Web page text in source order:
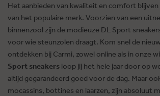
Het aanbieden van kwaliteit en comfort blijven
van het populaire merk. Voorzien van een
binnenzool zijn de modieuze DL Sport
voor wie steunzolen draagt. Kom snel de
ontdekken bij Carmi, zowel online als in onze
Sport sneakers loop jij het hele jaar door op
altijd gegarandeerd goed voor de dag. Maar
mocassins, bottines en laarzen, zijn absoluut